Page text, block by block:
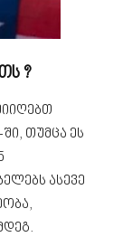
?
თუმცა ეს
ასევე